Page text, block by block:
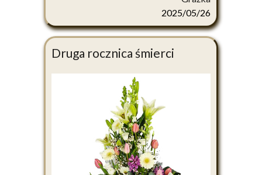
2025/05/26
Druga rocznica śmierci